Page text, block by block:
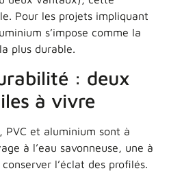
Pour les projets impliquant
s’impose comme la
plus durable.
: deux
à vivre
PVC et aluminium sont à
à l’eau savonneuse, une à
l’éclat des profilés.